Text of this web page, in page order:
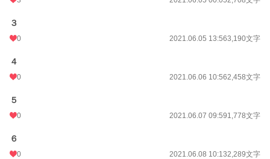
文字数
更新日時
初回公開日時
初回完結日時
週間ポイント
３
0 2021.06.05 13:563,190文字
４
0 2021.06.06 10:562,458文字
５
0 2021.06.07 09:591,778文字
６
0 2021.06.08 10:132,289文字